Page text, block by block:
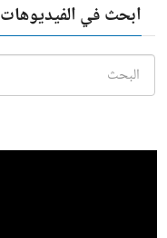
ابحث في الفيديوهات